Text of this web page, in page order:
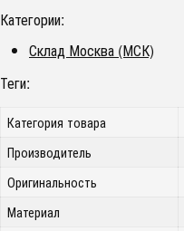
Категории:
Склад Москва (МСК)
Теги:
Категория товара
Производитель
Оригинальность
Материал